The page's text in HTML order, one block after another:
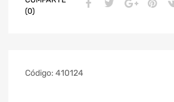
(0)
Código: 410124